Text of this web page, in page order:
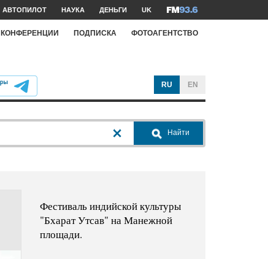
АВТОПИЛОТ НАУКА ДЕНЬГИ UK
КОНФЕРЕНЦИИ ПОДПИСКА ФОТОАГЕНТСТВО
RU EN
Найти
Фестиваль индийской культуры
"Бхарат Утсав" на Манежной
площади.